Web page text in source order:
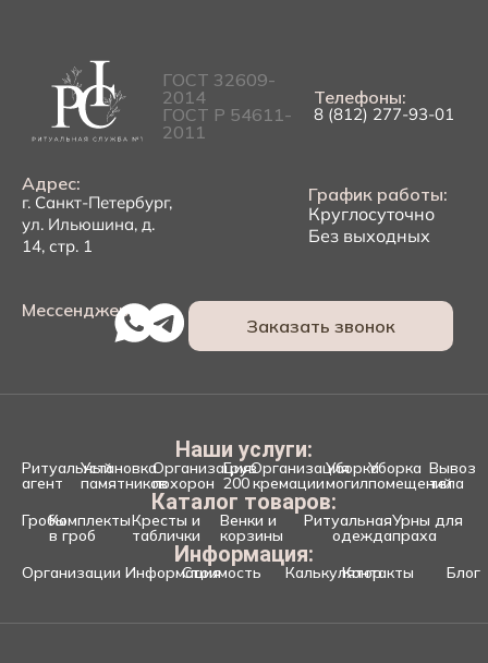
ГОСТ 32609-
2014
ГОСТ Р 54611-
2011
Телефоны:
8 (812) 277-93-01
Адрес:
г. Санкт-Петербург,
ул. Ильюшина, д.
14, стр. 1
График работы:
Круглосуточно
Без выходных
Мессенджеры:
Заказать звонок
Наши услуги:
Ритуальный
агент
Установка
памятников
Организация
похорон
Груз
200
Организация
кремации
Уборка
могил
Уборка
помещений
Вывоз
тела
Каталог товаров:
ГробыКомплекты
в гроб
Кресты и
таблички
Венки и
корзины
Ритуальная
одежда
Урны для
праха
Информация:
Организации ИнформацияСтоимость Калькулятор
Контакты Блог